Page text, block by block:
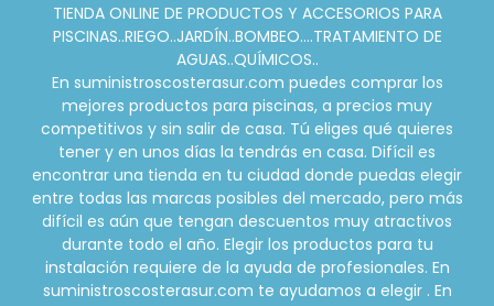
TIENDA ONLINE DE PRODUCTOS Y ACCESORIOS PARA
PISCINAS..RIEGO..JARDÍN..BOMBEO....TRATAMIENTO DE
AGUAS..QUÍMICOS..
En suministroscosterasur.com puedes comprar los
mejores productos para piscinas, a precios muy
competitivos y sin salir de casa. Tú eliges qué quieres
tener y en unos días la tendrás en casa. Difícil es
encontrar una tienda en tu ciudad donde puedas elegir
entre todas las marcas posibles del mercado, pero más
difícil es aún que tengan descuentos muy atractivos
durante todo el año. Elegir los productos para tu
instalación requiere de la ayuda de profesionales. En
suministroscosterasur.com te ayudamos a elegir . En